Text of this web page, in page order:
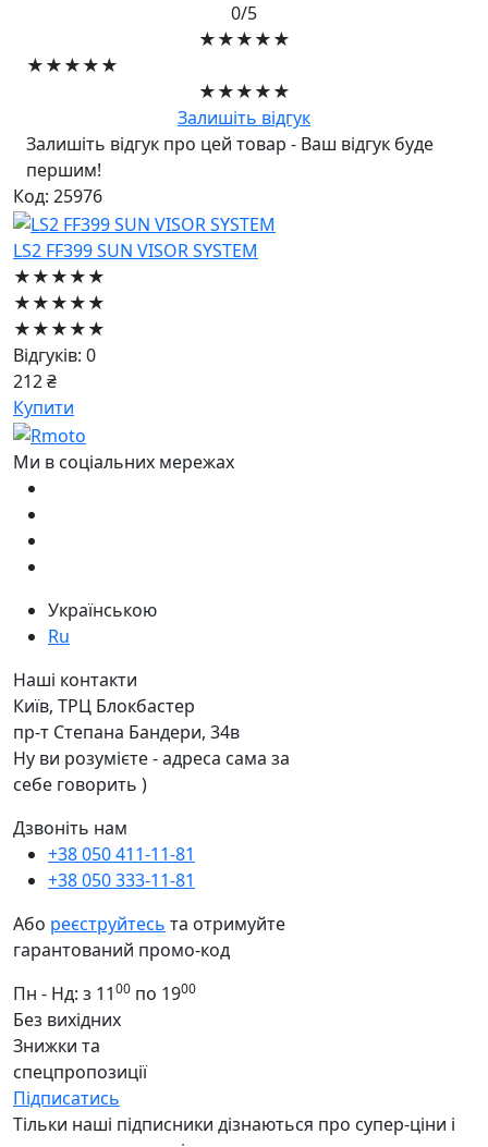
0/5
★★★★★
★★★★★
★★★★★
Залишіть відгук
Залишіть відгук про цей товар - Ваш відгук буде
першим!
Код: 25976
LS2 FF399 SUN VISOR SYSTEM
★★★★★
★★★★★
★★★★★
Відгуків: 0
212 ₴
Купити
Ми в соціальних мережах
Українською
Ru
Наші контакти
Київ, ТРЦ Блокбастер
пр-т Степана Бандери, 34в
Ну ви розумієте - адреса сама за
себе говорить )
Дзвоніть нам
+38 050 411-11-81
+38 050 333-11-81
Або реєструйтесь та отримуйте
гарантований промо-код
Пн - Нд: з 1100 по 1900
Без вихідних
Знижки та
спецпропозиції
Підписатись
Тільки наші підписники дізнаються про супер-ціни і